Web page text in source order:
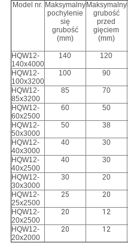
Model nr. Maksymalny
pochylenie
się
grubość
(mm)
Maksymalny
grubość
przed
gięciem
(mm)
HQW12-
140x4000
140 120
HQW12-
100x3200
100 90
HQW12-
85x3200
85 70
HQW12-
60x2500
60 50
HQW12-
50x3000
50 38
HQW12-
40x3000
40 30
HQW12-
40x2500
40 30
HQW12-
30x3000
30 20
HQW12-
25x2500
25 20
HQW12-
20x2500
20 12
HQW12-
20x2000
20 12